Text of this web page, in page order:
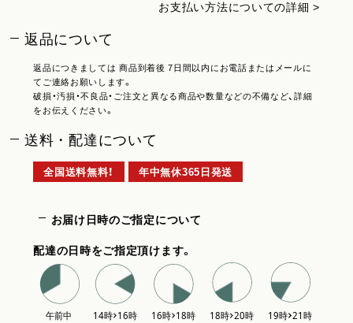
お支払い方法についての詳細 >
返品について
返品につきましては 商品到着後 7日間以内にお電話またはメールに
てご連絡お願いします。
破損・汚損・不良品・ご注文と異なる商品や数量などの不備など、詳細
をお伝えください。
送料・配達について
全国送料無料！ 年中無休365日発送
お届け日時のご指定について
配達の日時をご指定頂けます。